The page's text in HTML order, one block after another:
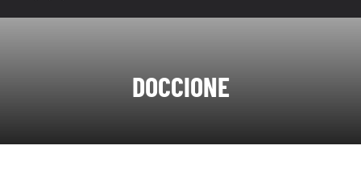
HOME
DIDATTICA
DOCCIONE